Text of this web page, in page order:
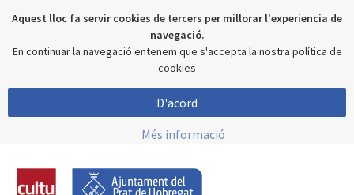
Aquest lloc fa servir cookies de tercers per millorar l'experiencia de
navegació.
En continuar la navegació entenem que s'accepta la nostra política de
cookies
D'acord
Més informació